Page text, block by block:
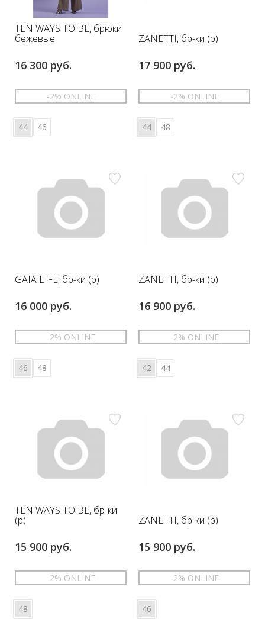
TEN WAYS TO BE, брюки
бежевые
16 300 руб.
-2% ONLINE
44 46
ZANETTI, бр-ки (р)
17 900 руб.
-2% ONLINE
44 48
GAIA LIFE, бр-ки (р)
16 000 руб.
-2% ONLINE
46 48
ZANETTI, бр-ки (р)
16 900 руб.
-2% ONLINE
42 44
TEN WAYS TO BE, бр-ки
(р)
15 900 руб.
-2% ONLINE
48
ZANETTI, бр-ки (р)
15 900 руб.
-2% ONLINE
46